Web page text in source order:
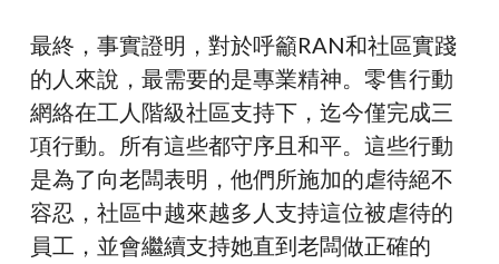
最終，事實證明，對於呼籲RAN和社區實踐
的人來說，最需要的是專業精神。零售行動
網絡在工人階級社區支持下，迄今僅完成三
項行動。所有這些都守序且和平。這些行動
是為了向老闆表明，他們所施加的虐待絕不
容忍，社區中越來越多人支持這位被虐待的
員工，並會繼續支持她直到老闆做正確的